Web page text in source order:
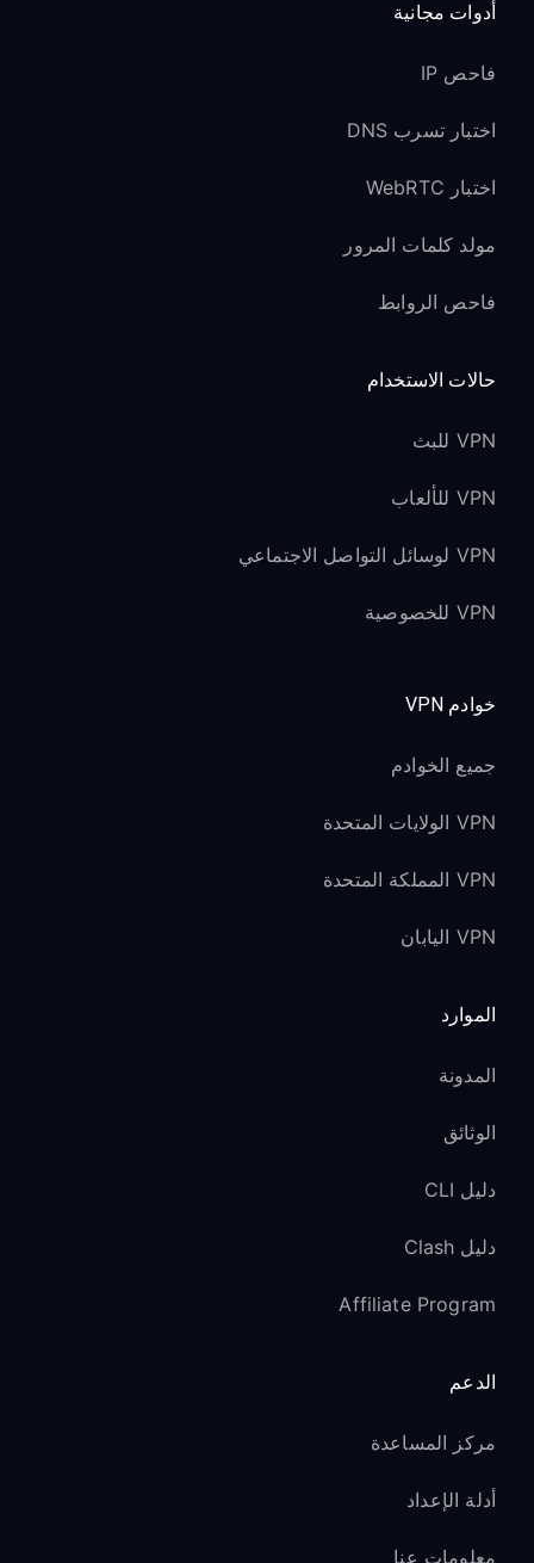
أدوات مجانية
فاحص IP
اختبار تسرب DNS
اختبار WebRTC
مولد كلمات المرور
فاحص الروابط
حالات الاستخدام
VPN للبث
VPN للألعاب
VPN لوسائل التواصل الاجتماعي
VPN للخصوصية
خوادم VPN
جميع الخوادم
VPN الولايات المتحدة
VPN المملكة المتحدة
VPN اليابان
الموارد
المدونة
الوثائق
دليل CLI
دليل Clash
Affiliate Program
الدعم
مركز المساعدة
أدلة الإعداد
معلومات عنا